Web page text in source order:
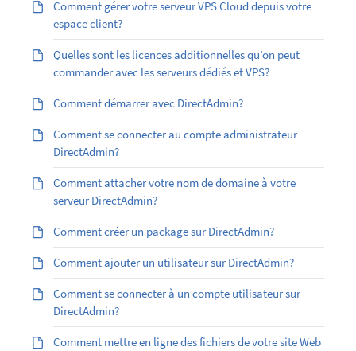
Comment gérer votre serveur VPS Cloud depuis votre
espace client?
Quelles sont les licences additionnelles qu’on peut
commander avec les serveurs dédiés et VPS?
Comment démarrer avec DirectAdmin?
Comment se connecter au compte administrateur
DirectAdmin?
Comment attacher votre nom de domaine à votre
serveur DirectAdmin?
Comment créer un package sur DirectAdmin?
Comment ajouter un utilisateur sur DirectAdmin?
Comment se connecter à un compte utilisateur sur
DirectAdmin?
Comment mettre en ligne des fichiers de votre site Web